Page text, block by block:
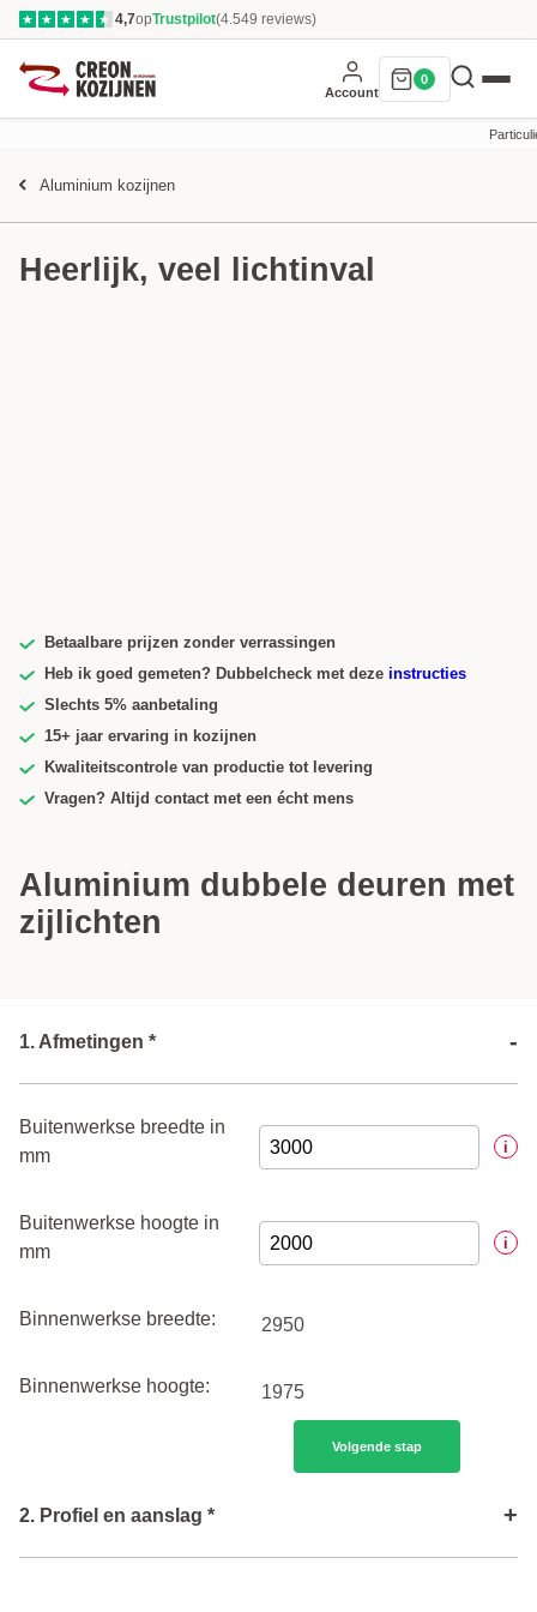
★ ★ ★ ★ ★ 4,7opTrustpilot(4.549 reviews)
Account
0
Aluminium kozijnen
Heerlijk, veel lichtinval
Aluminium dubbele deuren met
zijlichten
1. Afmetingen * -
Buitenwerkse breedte in
mm
i
Buitenwerkse hoogte in
mm
i
Binnenwerkse breedte:
Binnenwerkse hoogte:
Volgende stap
2. Profiel en aanslag * +
Betaalbare prijzen zonder verrassingen
Heb ik goed gemeten? Dubbelcheck met deze instructies
Slechts 5% aanbetaling
15+ jaar ervaring in kozijnen
Kwaliteitscontrole van productie tot levering
Vragen? Altijd contact met een écht mens